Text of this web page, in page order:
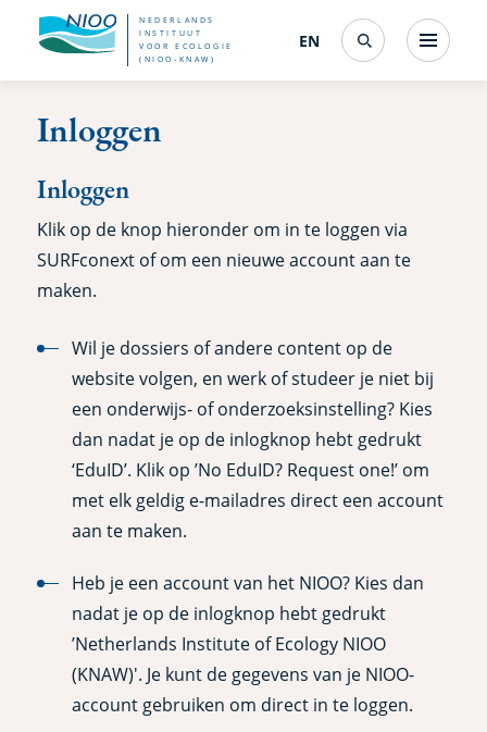
Overslaan
gaan
NEDERLANDS
INSTITUUT
VOOR ECOLOGIE
(NIOO-KNAW)
EN English
(interfacetaal
wijzigen)
SearchMenu
Inloggen
Inloggen
Klik op de knop hieronder om in te loggen via
SURFconext of om een nieuwe account aan te
maken.
Wil je dossiers of andere content op de
website volgen, en werk of studeer je niet bij
een onderwijs- of onderzoeksinstelling? Kies
dan nadat je op de inlogknop hebt gedrukt
‘EduID’. Klik op ’No EduID? Request one!’ om
met elk geldig e-mailadres direct een account
aan te maken.
Heb je een account van het NIOO? Kies dan
nadat je op de inlogknop hebt gedrukt
’Netherlands Institute of Ecology NIOO
(KNAW)'. Je kunt de gegevens van je NIOO-
account gebruiken om direct in te loggen.